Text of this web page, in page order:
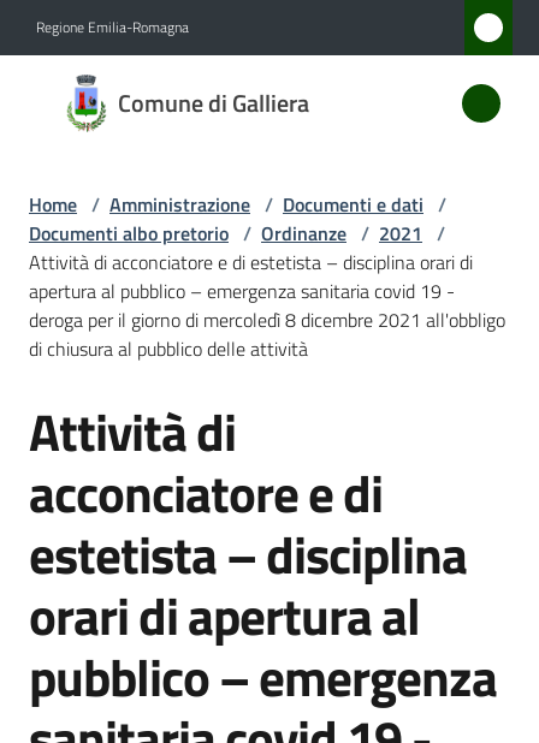
Regione Emilia-Romagna
Comune di Galliera
Comune
di
Amministrazione
Menu selezionato
Novità
Vivere
Galliera
Amministrazione
Trasparente
Tutti
Home / Amministrazione / Documenti e dati /
Documenti albo pretorio / Ordinanze / 2021 /
Attività di acconciatore e di estetista – disciplina orari di
apertura al pubblico – emergenza sanitaria covid 19 -
deroga per il giorno di mercoledì 8 dicembre 2021 all'obbligo
di chiusura al pubblico delle attività
Salta al contenuto
Attività di
acconciatore e di
estetista – disciplina
orari di apertura al
pubblico – emergenza